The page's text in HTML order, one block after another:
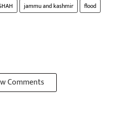
jammu and kashmir
flood
Comments